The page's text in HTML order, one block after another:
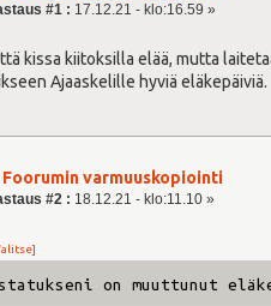
#1 : 17.12.21 - klo:16.59 »
kissa kiitoksilla elää, mutta
Ajaaskelille hyviä eläkepäiviä.
Foorumin varmuuskopiointi
#2 : 18.12.21 - klo:11.10 »
statukseni on muuttunut